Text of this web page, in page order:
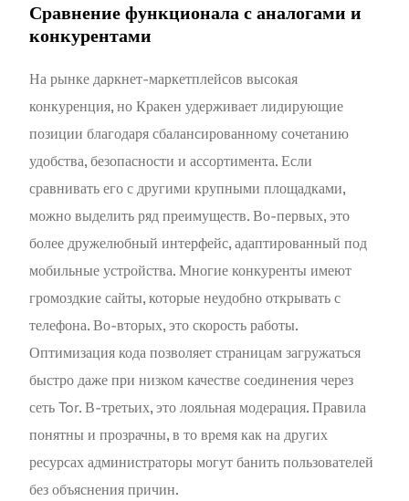
Сравнение функционала с аналогами и
конкурентами
На рынке даркнет-маркетплейсов высокая
конкуренция, но Кракен удерживает лидирующие
позиции благодаря сбалансированному сочетанию
удобства, безопасности и ассортимента. Если
сравнивать его с другими крупными площадками,
можно выделить ряд преимуществ. Во-первых, это
более дружелюбный интерфейс, адаптированный под
мобильные устройства. Многие конкуренты имеют
громоздкие сайты, которые неудобно открывать с
телефона. Во-вторых, это скорость работы.
Оптимизация кода позволяет страницам загружаться
быстро даже при низком качестве соединения через
сеть Tor. В-третьих, это лояльная модерация. Правила
понятны и прозрачны, в то время как на других
ресурсах администраторы могут банить пользователей
без объяснения причин.